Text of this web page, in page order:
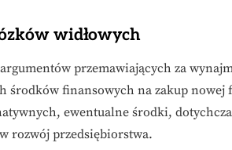
widłowych
przemawiających za
środków finansowych na zakup
ewentualne środki,
rozwój przedsiębiorstwa.